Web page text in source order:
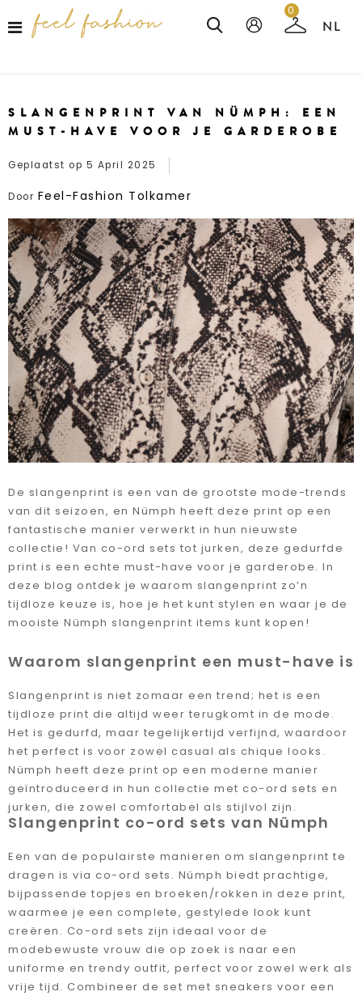
0
SLANGENPRINT VAN NÜMPH: EEN
MUST-HAVE VOOR JE GARDEROBE
Geplaatst op 5 April 2025
Door Feel-Fashion Tolkamer
De slangenprint is een van de grootste mode-trends
van dit seizoen, en Nümph heeft deze print op een
fantastische manier verwerkt in hun nieuwste
collectie! Van co-ord sets tot jurken, deze gedurfde
print is een echte must-have voor je garderobe. In
deze blog ontdek je waarom slangenprint zo’n
tijdloze keuze is, hoe je het kunt stylen en waar je de
mooiste Nümph slangenprint items kunt kopen!
Waarom slangenprint een must-have is
Slangenprint is niet zomaar een trend; het is een
tijdloze print die altijd weer terugkomt in de mode.
Het is gedurfd, maar tegelijkertijd verfijnd, waardoor
het perfect is voor zowel casual als chique looks.
Nümph heeft deze print op een moderne manier
geïntroduceerd in hun collectie met co-ord sets en
jurken, die zowel comfortabel als stijlvol zijn.
Slangenprint co-ord sets van Nümph
Een van de populairste manieren om slangenprint te
dragen is via co-ord sets. Nümph biedt prachtige,
bijpassende topjes en broeken/rokken in deze print,
waarmee je een complete, gestylede look kunt
creëren. Co-ord sets zijn ideaal voor de
modebewuste vrouw die op zoek is naar een
uniforme en trendy outfit, perfect voor zowel werk als
vrije tijd. Combineer de set met sneakers voor een